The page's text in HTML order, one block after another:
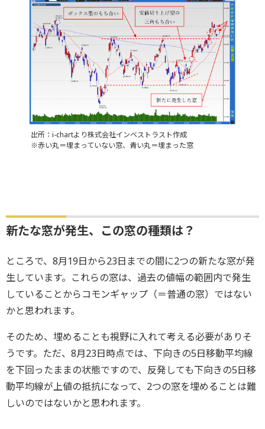
出所：i-chartより株式会社インベストラスト作成
※赤い丸＝埋まっていない窓、青い丸＝埋まった窓
新たな窓が発生、この窓の種類は？
ところで、8月19日から23日までの間に2つの新たな窓が発
生しています。これらの窓は、過去の値幅の範囲内で発生
していることからコモンギャップ（＝普通の窓）ではない
かと思われます。
そのため、埋めることも視野に入れて考える必要がありそ
うです。ただ、8月23日時点では、下向きの5日移動平均線
を下回ったままの状態ですので、反発しても下向きの5日移
動平均線が上値の抵抗になって、2つの窓を埋めることは難
しいのではないかと思われます。